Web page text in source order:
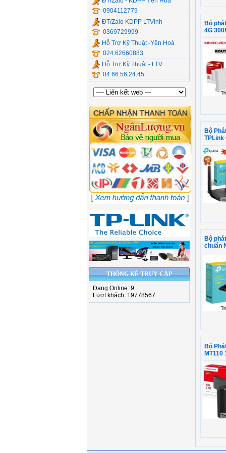
0904112779
ĐT/Zalo KDPP LTVinh
0369729999
Hỗ Trợ Kỹ Thuật -Yên Hoà
024.62660883
Hỗ Trợ Kỹ Thuật - LTV
04.66.56.24.45
THỐNG KÊ TRUY CẬP
Đang Online: 9
Lượt khách: 19778567
Bộ
4G
Bộ
TPLink
Bộ
chuẩn
Bộ
MT110